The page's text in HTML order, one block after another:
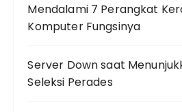
Mendalami 7 Perangkat
Komputer Fungsinya
Server Down saat
Seleksi Perades